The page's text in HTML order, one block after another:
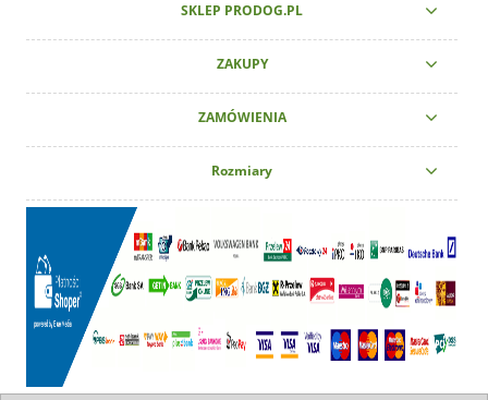
SKLEP PRODOG.PL
ZAKUPY
ZAMÓWIENIA
Rozmiary